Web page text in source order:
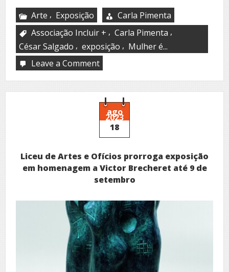
Arte , Exposição
Carla Pimenta
Associação Incluir + , Carla Pimenta ,
César Salgado , exposição , Mulher é...
Leave a Commenton
é…
Pintura
de
afectos,
por
César
Salgado
ago
2023
18
Liceu de Artes e Ofícios prorroga exposição
em homenagem a Victor Brecheret até 9 de
setembro